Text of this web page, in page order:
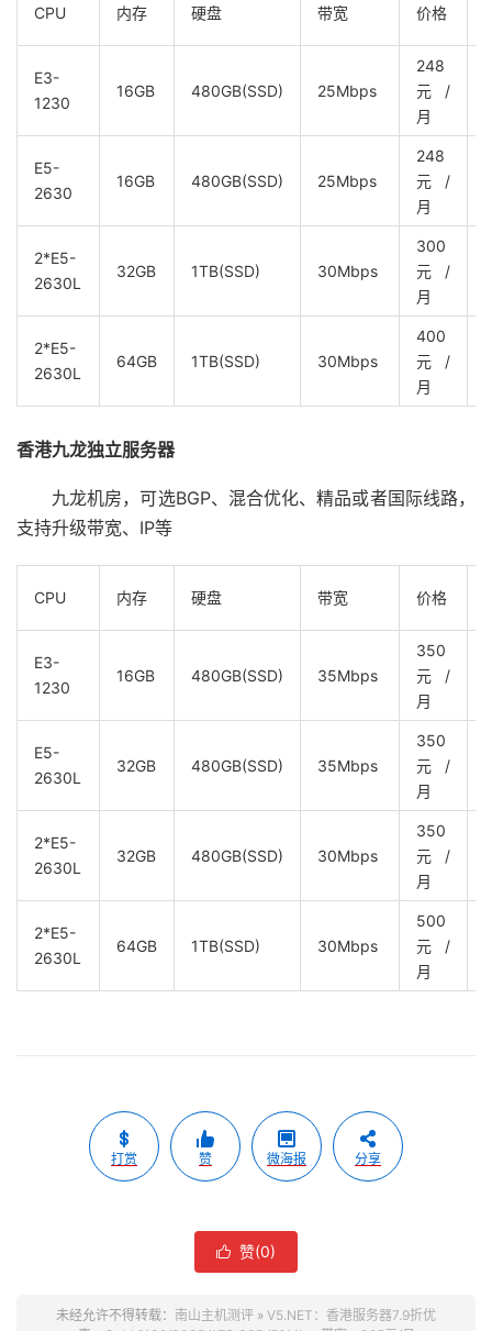
CPU 内存 硬盘 带宽 价格
E3-
1230
16GB 480GB(SSD) 25Mbps
248
元/
月
E5-
2630
16GB 480GB(SSD) 25Mbps
248
元/
月
2*E5-
2630L
32GB 1TB(SSD) 30Mbps
300
元/
月
2*E5-
2630L
64GB 1TB(SSD) 30Mbps
400
元/
月
香港九龙独立服务器
九龙机房，可选BGP、混合优化、精品或者国际线路，
支持升级带宽、IP等
CPU 内存 硬盘 带宽 价格
E3-
1230
16GB 480GB(SSD) 35Mbps
350
元/
月
E5-
2630L
32GB 480GB(SSD) 35Mbps
350
元/
月
2*E5-
2630L
32GB 480GB(SSD) 30Mbps
350
元/
月
2*E5-
2630L
64GB 1TB(SSD) 30Mbps
500
元/
月
打赏 赞 微海报 分享
 赞(0)
未经允许不得转载： 南山主机测评 » V5.NET：香港服务器7.9折优